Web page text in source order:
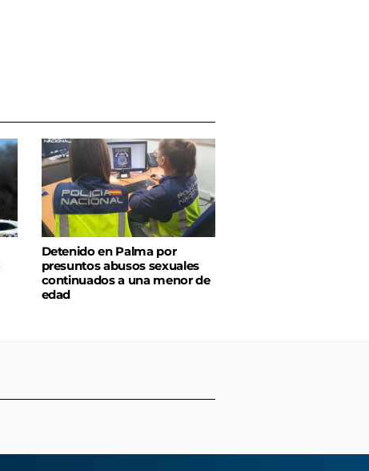
Detenido en Palma por
presuntos abusos sexuales
continuados a una menor de
edad